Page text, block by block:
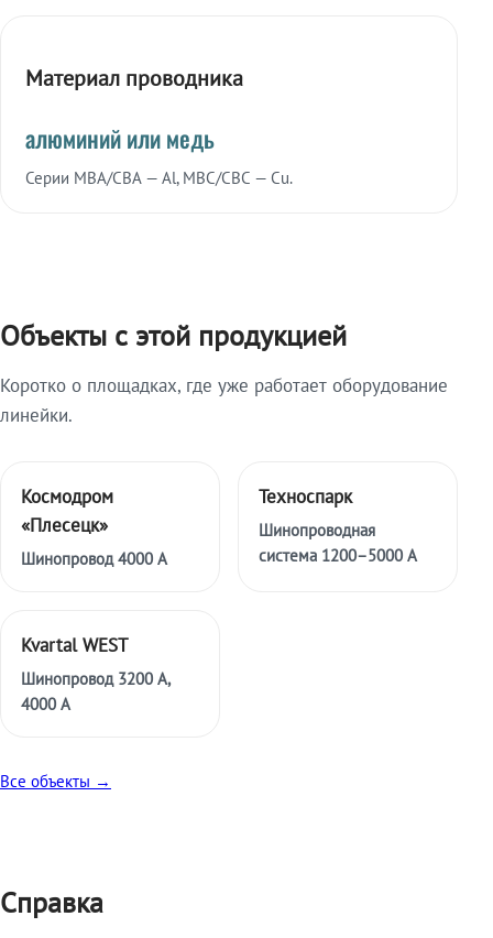
Материал проводника
алюминий или медь
Серии МВА/СВА — Al, МВС/СВС — Cu.
Объекты с этой продукцией
Коротко о площадках, где уже работает оборудование
линейки.
Космодром
«Плесецк»
Шинопровод 4000 А
Техноспарк
Шинопроводная
система 1200–5000 А
Kvartal WEST
Шинопровод 3200 А,
4000 А
Все объекты →
Справка